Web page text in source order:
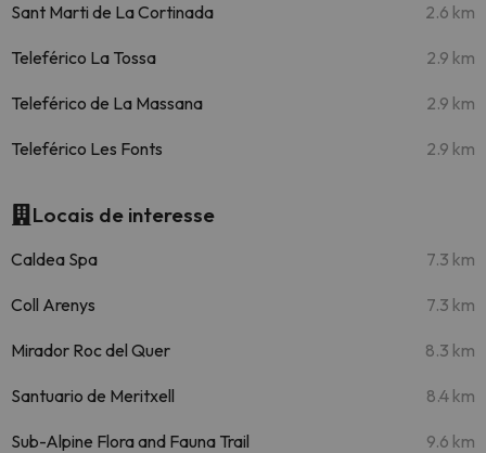
Sant Marti de La Cortinada 2.6 km
Teleférico La Tossa 2.9 km
Teleférico de La Massana 2.9 km
Teleférico Les Fonts 2.9 km
Locais de interesse
Caldea Spa 7.3 km
Coll Arenys 7.3 km
Mirador Roc del Quer 8.3 km
Santuario de Meritxell 8.4 km
Sub-Alpine Flora and Fauna Trail 9.6 km